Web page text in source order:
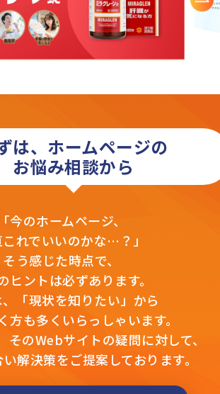
は、ホームページの
お悩み相談から
「今のホームページ、
れでいいのかな…？」
そう感じた時点で、
ヒントは必ずあります。
「現状を知りたい」から
方も多くいらっしゃいます。
そのWebサイトの疑問に対して、
解決策をご提案しております。